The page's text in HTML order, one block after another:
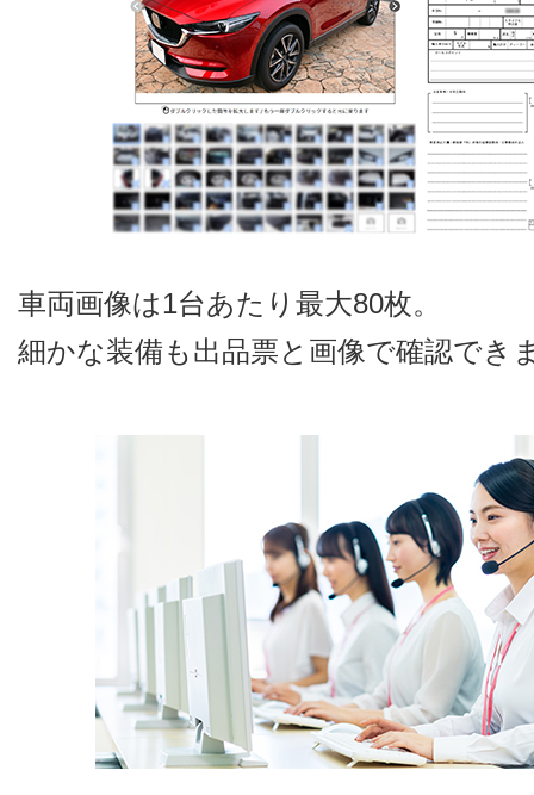
車両画像は1台あたり最大80枚。
細かな装備も出品票と画像で確認でき